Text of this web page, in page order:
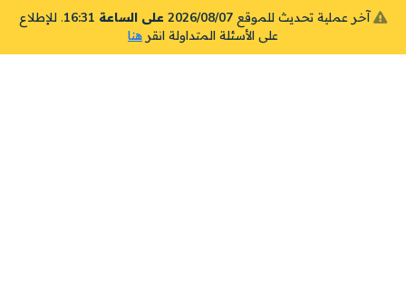
آخر عملية تحديث للموقع 2026/08/07 على الساعة 16:31
. للإطلاع
على الأسئلة المتداولة انقر هنا